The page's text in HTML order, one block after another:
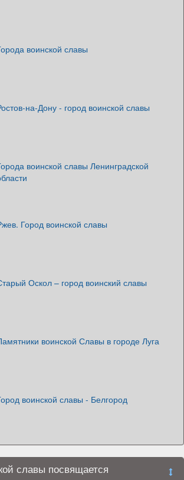
воинской славы
на-Дону - город воинской славы
воинской славы Ленинградской
Город воинской славы
Оскол – город воинский славы
воинской Славы в городе Луга
воинской славы - Белгород
славы посвящается